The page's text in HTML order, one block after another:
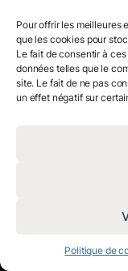
Pour offrir les meilleures
que les cookies pour
Le fait de consentir à
données telles que le
site. Le fait de ne pas
un effet négatif sur
Politique de